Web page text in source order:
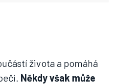
života a pomáhá
Někdy však může